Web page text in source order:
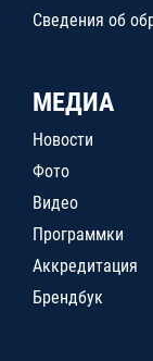
Сведения об
МЕДИА
Новости
Фото
Видео
Программки
Аккредитация
Брендбук